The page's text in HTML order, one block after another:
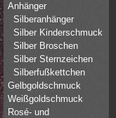
Anhänger
Silberanhänger
Silber Kinderschmuck
Silber Broschen
Silber Sternzeichen
Silberfußkettchen
Gelbgoldschmuck
Weißgoldschmuck
Rosé- und